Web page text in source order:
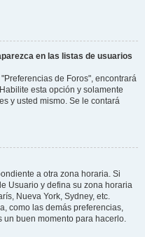
en las listas de usuarios
de Foros", encontrará
esta opción y solamente
y usted mismo. Se le contará
a otra zona horaria. Si
Usuario y defina su zona horaria
Nueva York, Sydney, etc.
como las demás preferencias,
un buen momento para hacerlo.